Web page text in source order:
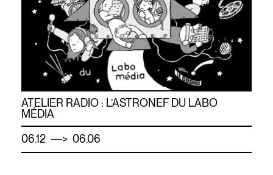
ATELIER RADIO : L’ASTRONEF DU LABO
MÉDIA
06.12 —> 06.06